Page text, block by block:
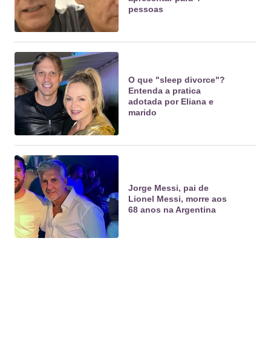
pessoas
O que "sleep divorce"?
Entenda a pratica
adotada por Eliana e
marido
Jorge Messi, pai de
Lionel Messi, morre aos
68 anos na Argentina